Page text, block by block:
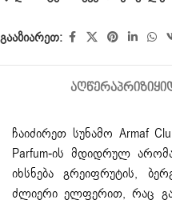
გააზიარეთ:
ᲐᲦᲬᲔᲠᲐᲞᲠᲘᲖᲘ
ჩაიძირეთ სუნამო Armaf
Parfum-ის მდიდრულ
იხსნება გრეიფრუტის,
ძლიერი ელფერით, რაც